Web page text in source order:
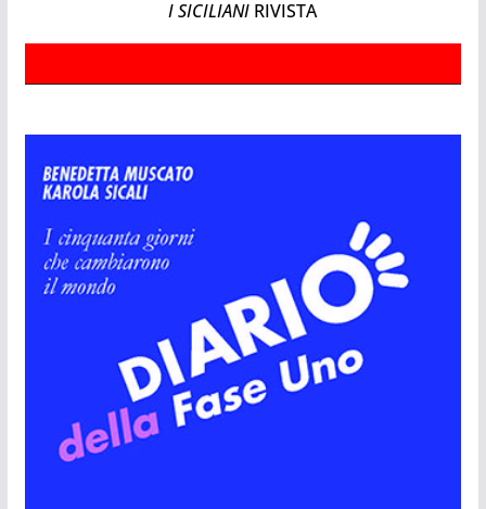
I SICILIANI RIVISTA